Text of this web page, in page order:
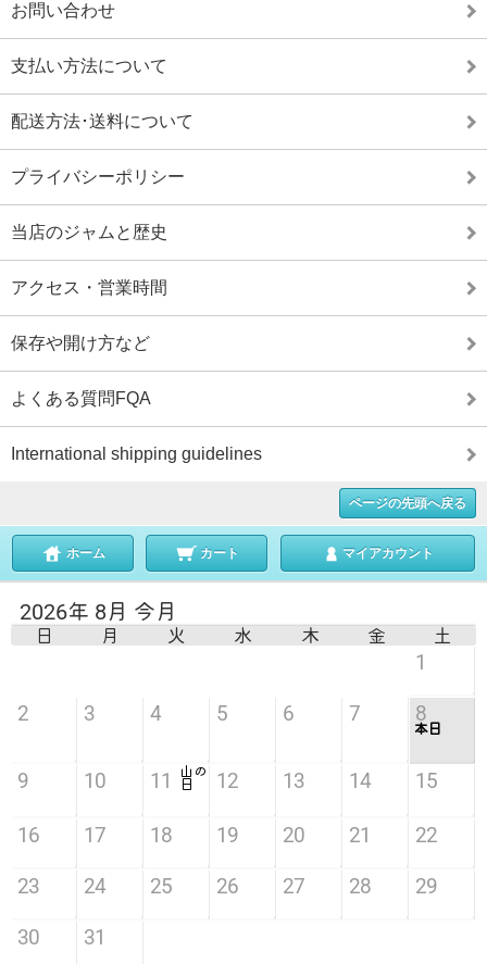
お問い合わせ
支払い方法について
配送方法･送料について
プライバシーポリシー
当店のジャムと歴史
アクセス・営業時間
保存や開け方など
よくある質問FQA
International shipping guidelines
ページの先頭へ戻る
ホーム カート マイアカウント